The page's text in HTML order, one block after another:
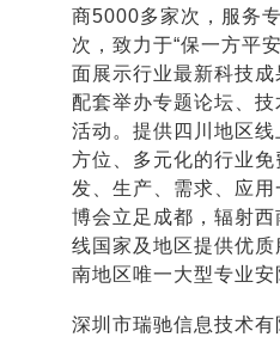
商5000多家次，服务
次，致力于“保一方平
面展示行业最新科技
配套举办专题论坛、
活动。提供四川地区
方位、多元化的行业
发、生产、需求、应
博会立足成都，辐射西
线国家及地区提供优
南地区唯一大型专业安
深圳市瑞驰信息技术